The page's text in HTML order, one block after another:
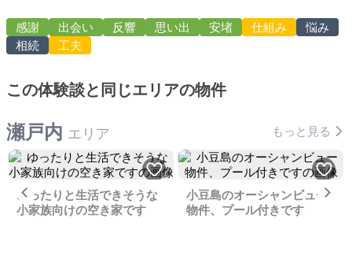
感謝 出会い 反響 思い出 安堵 仕組み
悩み
相続
工夫
この体験談と同じエリアの物件
瀬戸内 エリア もっと見る
Previous
ゆったりと生活できそうな
小家族向けの空き家です
小豆島のオーシャンビュー
物件、プール付きです